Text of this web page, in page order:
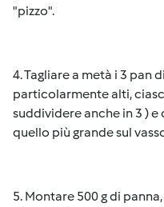
"pizzo".
4. Tagliare a metà i 3 pan
particolarmente alti,
suddividere anche in 3 )
quello più grande sul
5. Montare 500 g di